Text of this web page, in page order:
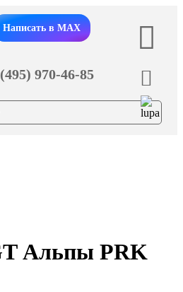
Написать в MAX
970-46-85
Альпы PRK